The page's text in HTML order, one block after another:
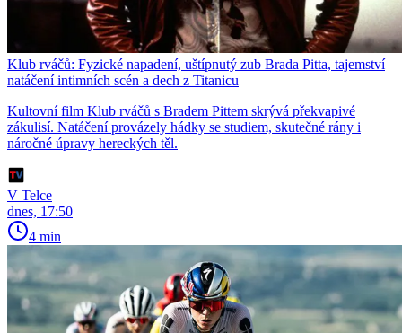
Klub rváčů: Fyzické napadení, uštípnutý zub Brada Pitta, tajemství
natáčení intimních scén a dech z Titanicu
Kultovní film Klub rváčů s Bradem Pittem skrývá překvapivé
zákulisí. Natáčení provázely hádky se studiem, skutečné rány i
náročné úpravy hereckých těl.
V Telce
dnes, 17:50
4 min